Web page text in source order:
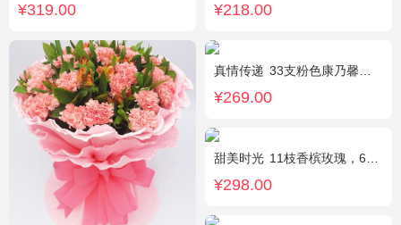
¥319.00 ¥218.00
真情传递 33支粉色康乃馨，搭配黄莺、满天星。
¥269.00
甜美时光 11枝香槟玫瑰，6枝多头白百合，搭配适量尤加利叶装饰
¥298.00